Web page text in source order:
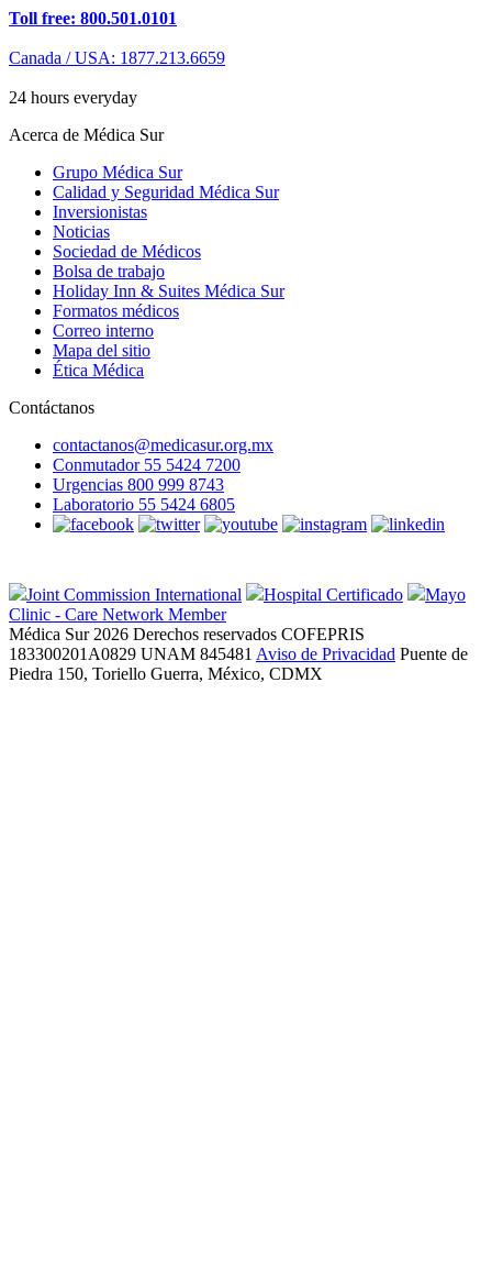
Toll free: 800.501.0101
Canada / USA: 1877.213.6659
24 hours everyday
Acerca de Médica Sur
Grupo Médica Sur
Calidad y Seguridad Médica Sur
Inversionistas
Noticias
Sociedad de Médicos
Bolsa de trabajo
Holiday Inn & Suites Médica Sur
Formatos médicos
Correo interno
Mapa del sitio
Ética Médica
Contáctanos
contactanos@medicasur.org.mx
Conmutador 55 5424 7200
Urgencias 800 999 8743
Laboratorio 55 5424 6805
Joint Commission International Hospital Certificado
Mayo
Clinic - Care Network Member
Médica Sur 2026 Derechos reservados COFEPRIS
183300201A0829 UNAM 845481 Aviso de Privacidad Puente de
Piedra 150, Toriello Guerra, México, CDMX